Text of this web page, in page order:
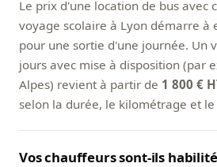
Le prix d'une location de bus avec
voyage scolaire à Lyon démarre à
pour une sortie d'une journée. Un
jours avec mise à disposition (par
Alpes) revient à partir de 1 800 €
selon la durée, le kilométrage et
Vos chauffeurs sont-ils